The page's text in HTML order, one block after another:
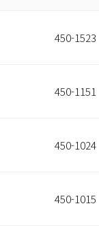
450-1523
450-1151
450-1024
450-1015